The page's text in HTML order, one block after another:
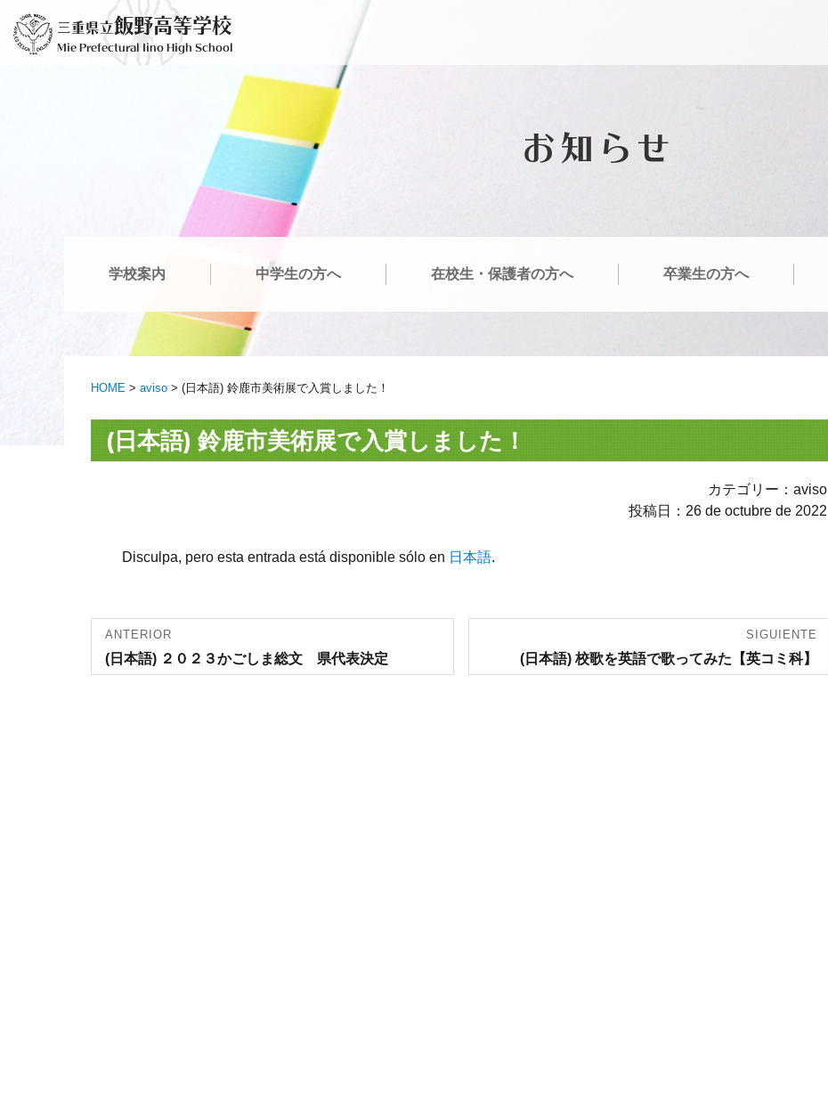
contenido
三重県立飯野高等学校
Mie Prefectural Iino High School
お知らせ
学校案内 中学生の方へ 在校生・保護者の方へ 卒業生の方へ
HOME > aviso > (日本語) 鈴鹿市美術展で入賞しました！
(日本語) 鈴鹿市美術展で入賞しました！
カテゴリー：aviso
投稿日：26 de octubre de 2022
Disculpa, pero esta entrada está disponible sólo en 日本語.
Navegación
de entradas
ANTERIOR
Entrada
anterior:
(日本語) ２０２３かごしま総文 県代表決定
SIGUIENTE
Entrada
siguiente:
(日本語) 校歌を英語で歌ってみた【英コミ科】